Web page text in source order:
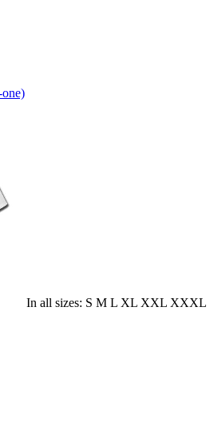
In all sizes: S M L XL XXL XXXL